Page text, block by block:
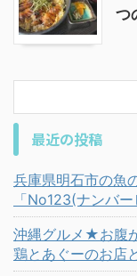
つ
最近の投稿
兵庫県明石市の魚
「No123(ナンバ
沖縄グルメ★お腹
鶏とあぐーのお店